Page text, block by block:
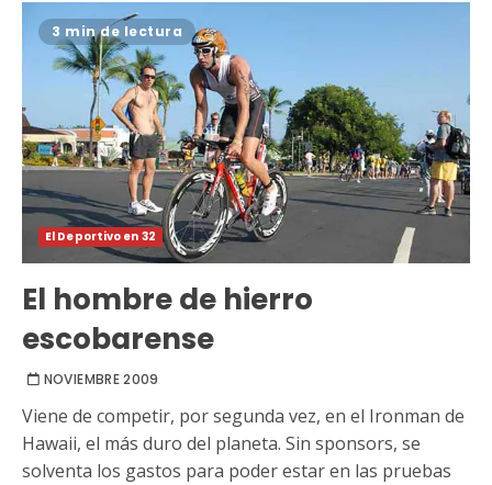
3 min de lectura
El Deportivo en 32
El hombre de hierro
escobarense
NOVIEMBRE 2009
Viene de competir, por segunda vez, en el Ironman de
Hawaii, el más duro del planeta. Sin sponsors, se
solventa los gastos para poder estar en las pruebas